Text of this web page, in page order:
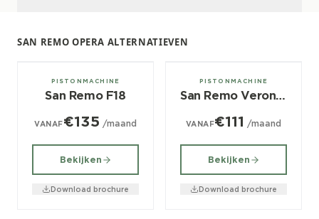
SAN REMO OPERA ALTERNATIEVEN
2, 3 groeps
PISTONMACHINE
San Remo F18
VANAF€135 /maand
Bekijken
Download brochure
2, 3 groeps
PISTONMACHINE
San Remo Verona RS
VANAF€111 /maand
Bekijken
Download brochure